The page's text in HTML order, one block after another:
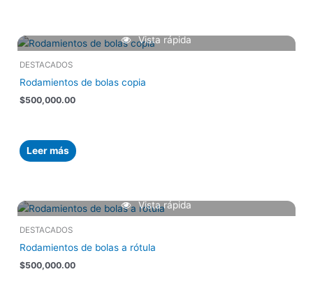
Vista rápida
DESTACADOS
Rodamientos de bolas copia
$500,000.00
Leer más
Vista rápida
DESTACADOS
Rodamientos de bolas a rótula
$500,000.00